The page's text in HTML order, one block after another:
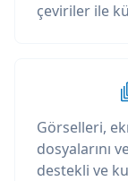
çeviriler ile
Görselleri,
dosyalarını
destekli ve